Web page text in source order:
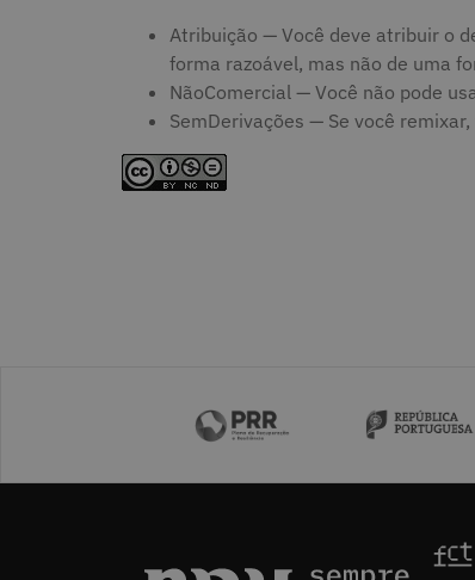
Atribuição — Você deve atribuir o
forma razoável, mas não de uma
NãoComercial — Você não pode
SemDerivações — Se você